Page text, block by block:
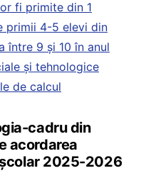
fi primite din 1
primii 4-5 elevi din
între 9 și 10 în anul
și tehnologice
de calcul
cadru din
acordarea
2025-2026